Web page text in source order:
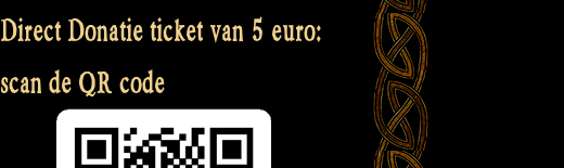
Direct Donatie ticket van 5 euro:
scan de QR code